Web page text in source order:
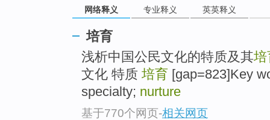
网络释义 专业释义 英英释义
培育
浅析中国公民文化的特质及其培
文化 特质 培育 [gap=823]Key
specialty; nurture
基于770个网页-相关网页